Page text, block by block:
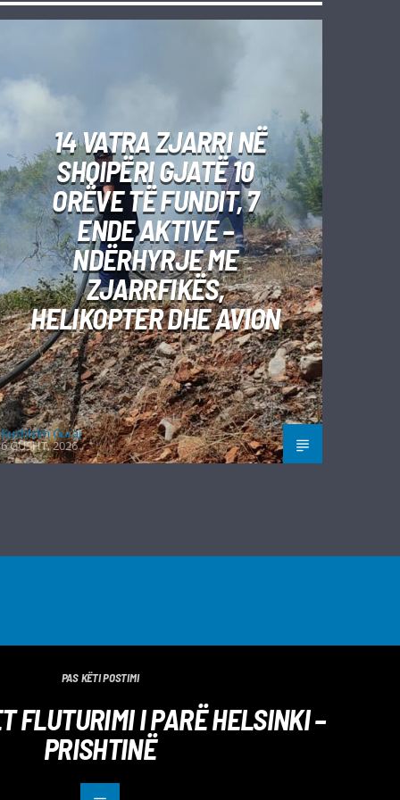
14 VATRA ZJARRI NË
SHQIPËRI GJATË 10
ORËVE TË FUNDIT, 7
ENDE AKTIVE –
NDËRHYRJE ME
ZJARRFIKËS,
HELIKOPTER DHE AVION
Kushtrim Guraj
6 GUSHT, 2026
PAS KËTI POSTIMI
FLUTURIMI I PARË HELSINKI –
PRISHTINË